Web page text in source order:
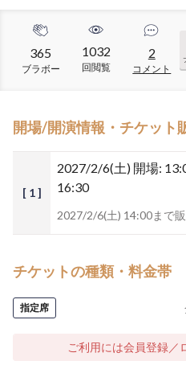
365
ブラボー
1032
回閲覧
2
コメント
開場/開演情報・チケット
[ 1 ]
2027/2/6(土) 開場:
16:30
2027/2/6(土) 14:00まで
チケットの種類・料金帯
指定席
ご利用には会員登録／